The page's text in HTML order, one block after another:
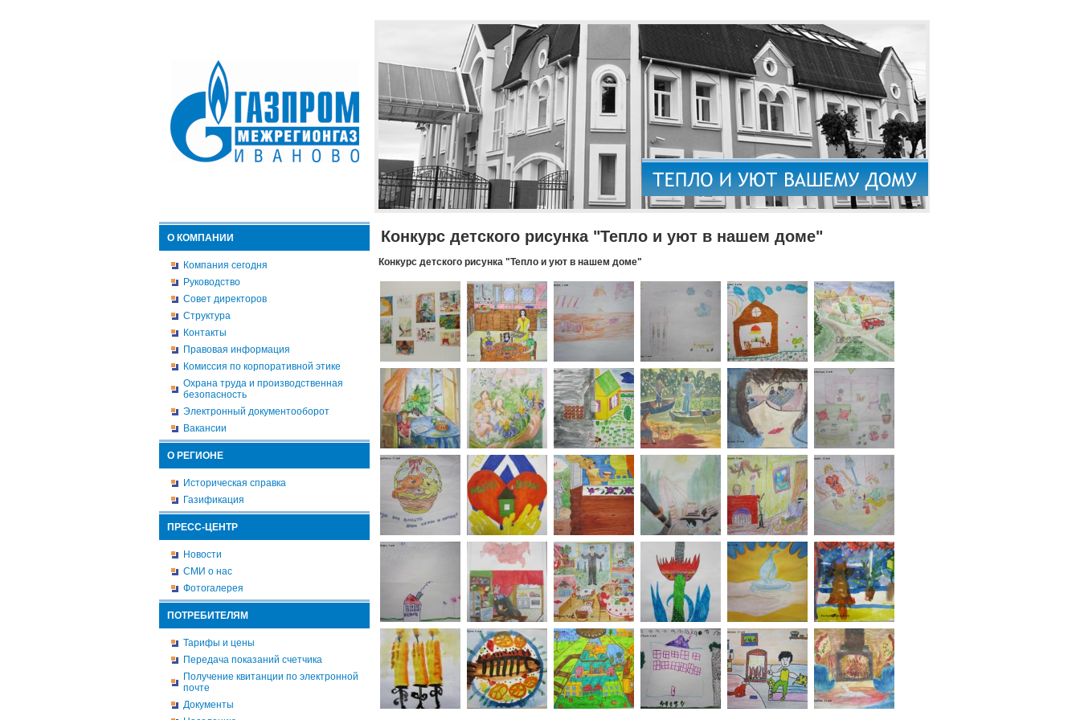
О КОМПАНИИ
Компания сегодня
Руководство
Совет директоров
Структура
Контакты
Правовая информация
Комиссия по корпоративной этике
Охрана труда и производственная
безопасность
Электронный документооборот
Вакансии
О РЕГИОНЕ
Историческая справка
Газификация
ПРЕСС-ЦЕНТР
Новости
СМИ о нас
Фотогалерея
ПОТРЕБИТЕЛЯМ
Тарифы и цены
Передача показаний счетчика
Получение квитанции по электронной
почте
Документы
Конкурс детского рисунка "Тепло и уют в нашем доме"
Конкурс детского рисунка "Тепло и уют в нашем доме"